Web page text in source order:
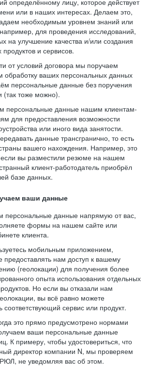
определённому лицу, которое действует
или в наших интересах. Делаем это,
необходимым уровнем знаний или
для проведения исследований,
на улучшение качества и/или создания
и сервисов.
от условий договора мы поручаем
обработку ваших персональных данных
персональные данные без поручения
(так тоже можно).
персональные данные нашим клиентам-
для предоставления возможности
или иного вида занятости.
данные трансгранично, то есть
вашего нахождения. Например, это
если вы разместили резюме на нашем
клиент-работодатель приобрёл
базе данных.
ваши данные
персональные данные напрямую от вас,
формы на нашем сайте или
клиента.
мобильным приложением,
предоставлять нам доступ к вашему
(геолокации) для получения более
опыта использования отдельных
Но если вы отказали нам
вы всё равно можете
соответствующий сервис или продукт.
это прямо предусмотрено нормами
ваши персональные данные
К примеру, чтобы удостовериться, что
директор компании N, мы проверяем
не уведомляя вас об этом.